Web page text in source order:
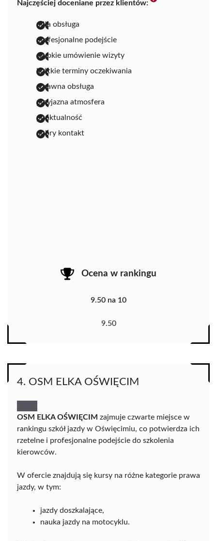
Najczęściej doceniane przez klientów:
miła obsługa
profesjonalne podejście
szybkie umówienie wizyty
krótkie terminy oczekiwania
sprawna obsługa
przyjazna atmosfera
punktualność
dobry kontakt
Ocena w rankingu
9.50 na 10
9.50
4. OSM ELKA OŚWIĘCIM
OSM ELKA OŚWIĘCIM zajmuje czwarte miejsce w
rankingu szkół jazdy w Oświęcimiu, co potwierdza ich
rzetelne i profesjonalne podejście do szkolenia
kierowców.
W ofercie znajdują się kursy na różne kategorie prawa
jazdy, w tym:
jazdy doszkalające,
nauka jazdy na motocyklu.